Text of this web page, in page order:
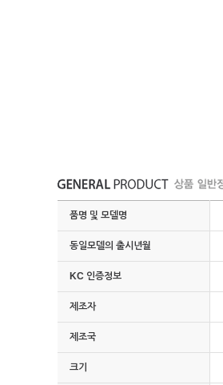
품명 및 모델명
동일모델의 출시년월
KC 인증정보
제조자
제조국
크기